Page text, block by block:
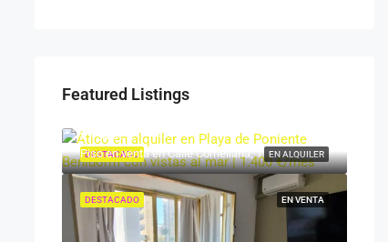
Featured Listings
EN ALQUILER
DESTACADO
€1.400€
Piso en venta en Calle Cornellana, 1
EN VENTA
DESTACADO